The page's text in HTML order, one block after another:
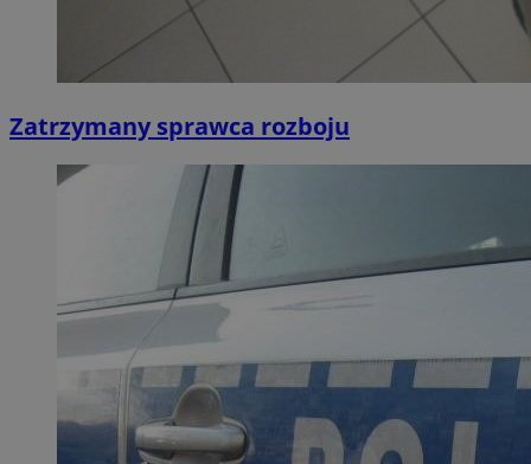
Zatrzymany sprawca rozboju